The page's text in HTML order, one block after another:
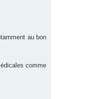
au bon
comme